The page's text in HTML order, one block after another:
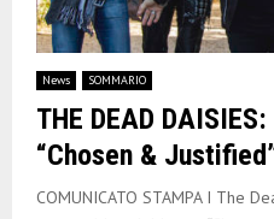
News SOMMARIO
THE DEAD
“Chosen &
COMUNICATO STAMPA I The